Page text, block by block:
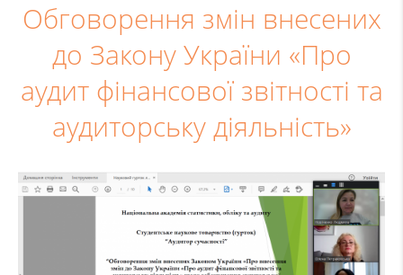
Обговорення змін внесених
до Закону України «Про
аудит фінансової звітності та
аудиторську діяльність»